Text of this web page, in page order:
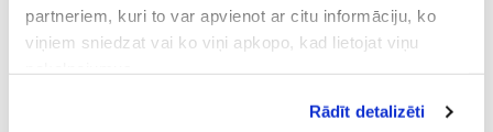
partneriem, kuri to var apvienot ar citu informāciju, ko
viņiem sniedzat vai ko viņi apkopo, kad lietojat viņu
Vispārīgiem vietnes lietošanas
Rādīt detalizēti